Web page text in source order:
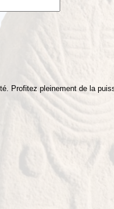
Profitez pleinement de la